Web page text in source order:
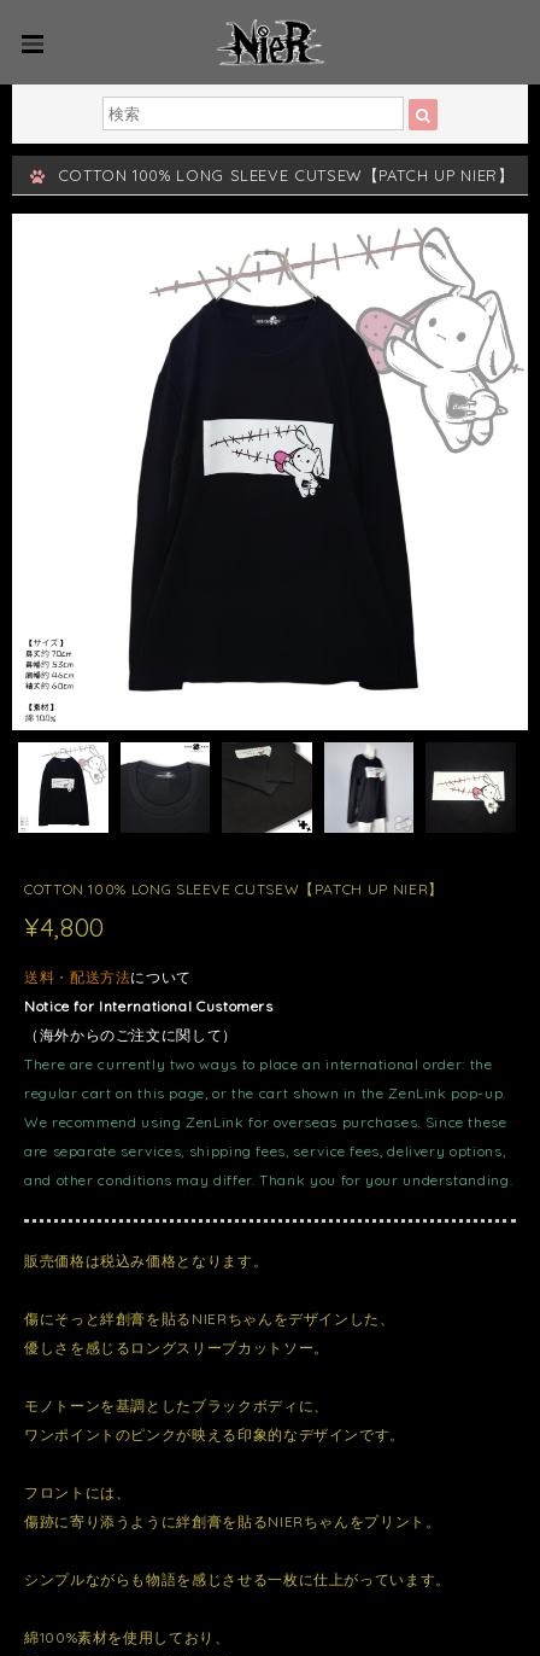
COTTON 100% LONG SLEEVE CUTSEW【PATCH UP NIER】
COTTON 100% LONG SLEEVE CUTSEW【PATCH UP NIER】
¥4,800
送料・配送方法について
Notice for International Customers
（海外からのご注文に関して）
There are currently two ways to place an international order: the
regular cart on this page, or the cart shown in the ZenLink pop-up.
We recommend using ZenLink for overseas purchases. Since these
are separate services, shipping fees, service fees, delivery options,
and other conditions may differ. Thank you for your understanding.
販売価格は税込み価格となります。
傷にそっと絆創膏を貼るNIERちゃんをデザインした、
優しさを感じるロングスリーブカットソー。
モノトーンを基調としたブラックボディに、
ワンポイントのピンクが映える印象的なデザインです。
フロントには、
傷跡に寄り添うように絆創膏を貼るNIERちゃんをプリント。
シンプルながらも物語を感じさせる一枚に仕上がっています。
綿100%素材を使用しており、